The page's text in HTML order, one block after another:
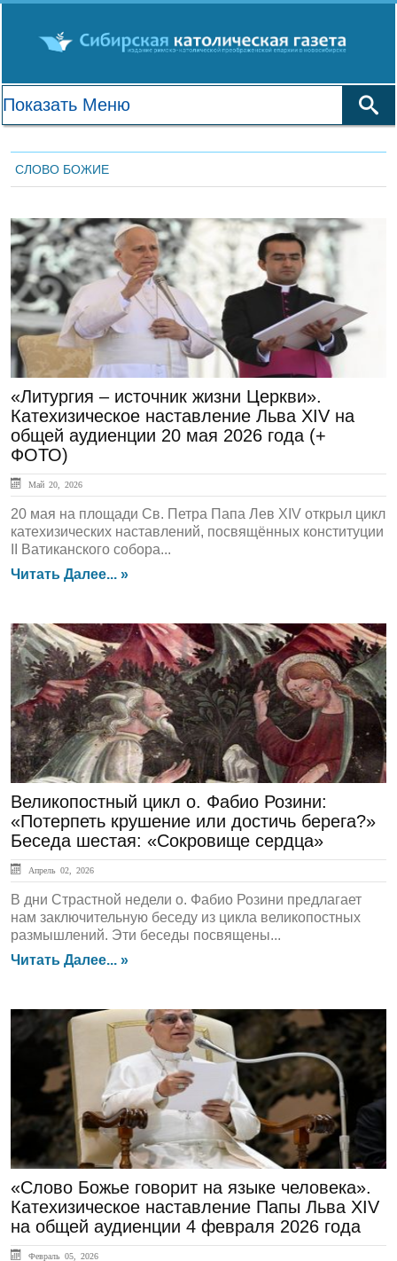
СЛОВО БОЖИЕ
ЛЕНТА НОВОСТЕЙ
«Литургия – источник жизни Церкви».
Катехизическое наставление Льва XIV на
общей аудиенции 20 мая 2026 года (+
ФОТО)
Май 20, 2026
20 мая на площади Св. Петра Папа Лев XIV открыл цикл
катехизических наставлений, посвящённых конституции
II Ватиканского собора...
Читать Далее... »
ЛЕНТА НОВОСТЕЙ
Великопостный цикл о. Фабио Розини:
«Потерпеть крушение или достичь берега?»
Беседа шестая: «Сокровище сердца»
Апрель 02, 2026
В дни Страстной недели о. Фабио Розини предлагает
нам заключительную беседу из цикла великопостных
размышлений. Эти беседы посвящены...
Читать Далее... »
ЛЕНТА НОВОСТЕЙ
«Слово Божье говорит на языке человека».
Катехизическое наставление Папы Льва XIV
на общей аудиенции 4 февраля 2026 года
Февраль 05, 2026